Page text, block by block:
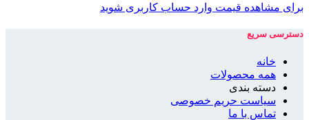
برای مشاهده قیمت وارد حساب کاربری شوید
دسترسی سریع
خانه
همه محصولات
دسته بندی
سیاست حریم خصوصی
تماس با ما